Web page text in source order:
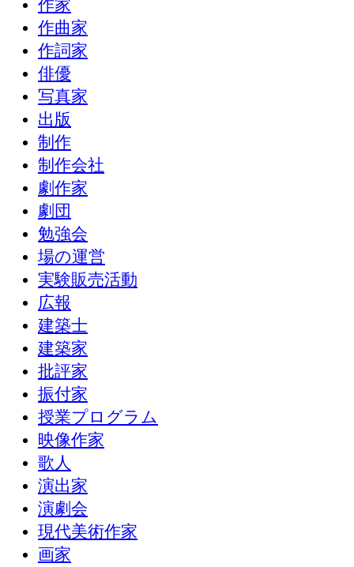
作家
作曲家
作詞家
俳優
写真家
出版
制作
制作会社
劇作家
劇団
勉強会
場の運営
実験販売活動
広報
建築士
建築家
批評家
振付家
授業プログラム
映像作家
歌人
演出家
演劇会
現代美術作家
画家